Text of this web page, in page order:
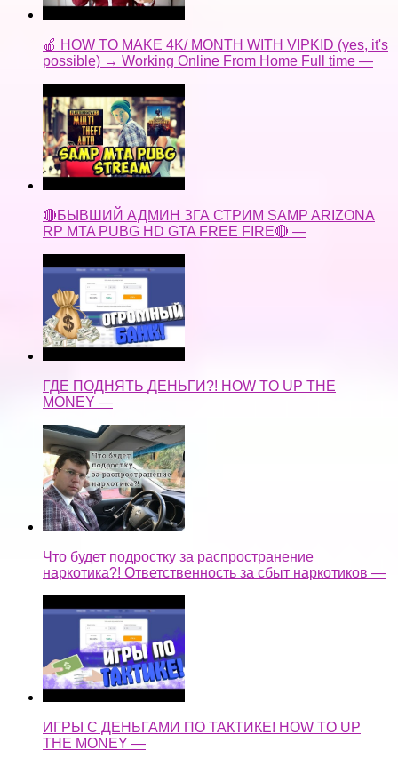
🍎 HOW TO MAKE 4K/ MONTH WITH VIPKID (yes, it's
possible) → Working Online From Home Full time —
🔴БЫВШИЙ АДМИН ЗГА СТРИМ SAMP ARIZONA
RP MTA PUBG HD GTA FREE FIRE🔴 —
ГДЕ ПОДНЯТЬ ДЕНЬГИ?! HOW TO UP THE
MONEY —
Что будет подростку за распространение
наркотика?! Ответственность за сбыт наркотиков —
ИГРЫ С ДЕНЬГАМИ ПО ТАКТИКЕ! HOW TO UP
THE MONEY —